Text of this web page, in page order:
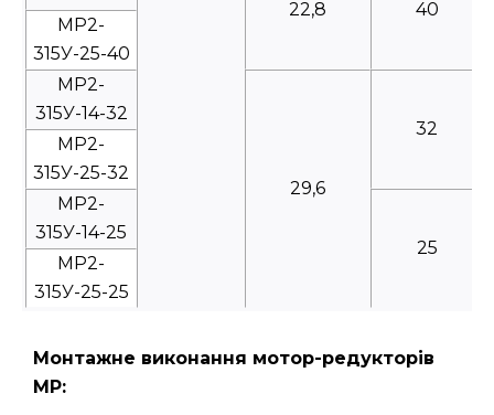
22,8 40
МР2-
315У-25-40
МР2-
315У-14-32
29,6
32
МР2-
315У-25-32
МР2-
315У-14-25
25
МР2-
315У-25-25
Монтажне виконання мотор-редукторів
МР: